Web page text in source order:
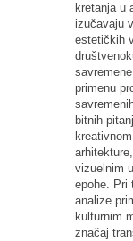
kretanja u
izučavaju
estetičkih
primenu
bitnih
vizuelnim
epohe. Pri
analize
kulturnim
značaj